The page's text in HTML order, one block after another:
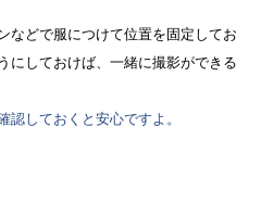
などで服につけて位置を固定してお
にしておけば、一緒に撮影ができる
しておくと安心ですよ。